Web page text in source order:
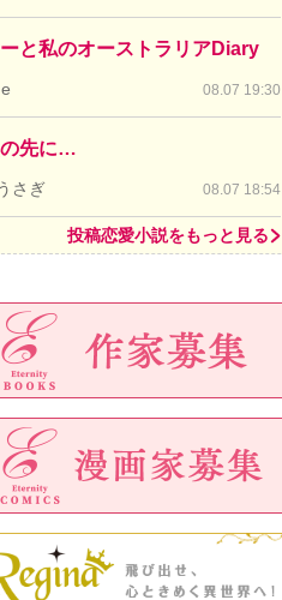
と私のオーストラリアDiary
08.07 19:30
先に…
さぎ 08.07 18:54
投稿恋愛小説をもっと見る